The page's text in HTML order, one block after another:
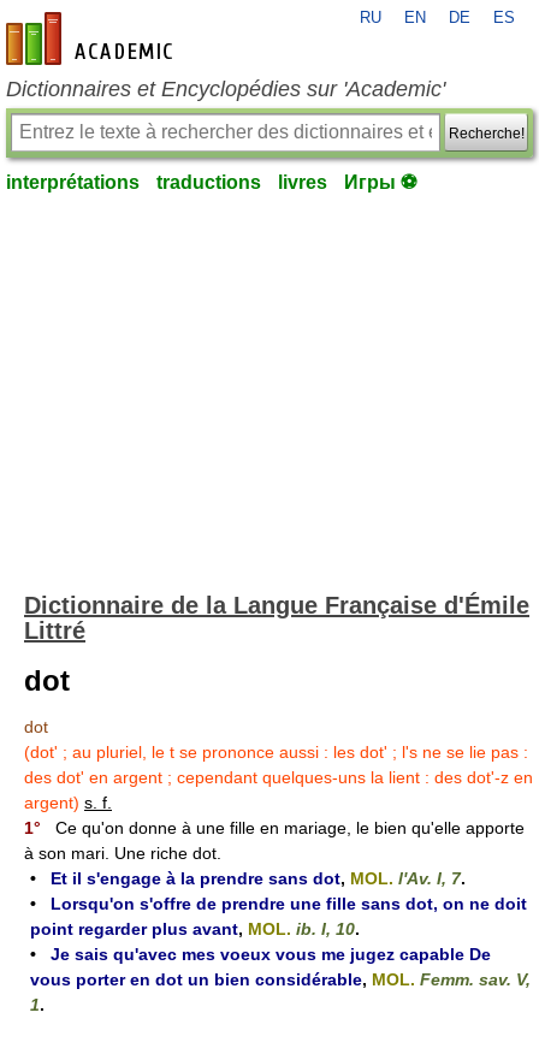
fr-academic.com
RU EN DE ES
Dictionnaires et Encyclopédies sur 'Academic'
Recherche!
interprétations traductions livres Игры ⚽
Dictionnaire de la Langue Française d'Émile
Littré
dot
dot
(dot' ; au pluriel, le t se prononce aussi : les dot' ; l's ne se lie pas :
des dot' en argent ; cependant quelques-uns la lient : des dot'-z en
argent) s. f.
1° Ce qu'on donne à une fille en mariage, le bien qu'elle apporte
à son mari. Une riche dot.
• Et il s'engage à la prendre sans dot, MOL. l'Av. I, 7.
• Lorsqu'on s'offre de prendre une fille sans dot, on ne doit
point regarder plus avant, MOL. ib. I, 10.
• Je sais qu'avec mes voeux vous me jugez capable De
vous porter en dot un bien considérable, MOL. Femm. sav. V,
1.